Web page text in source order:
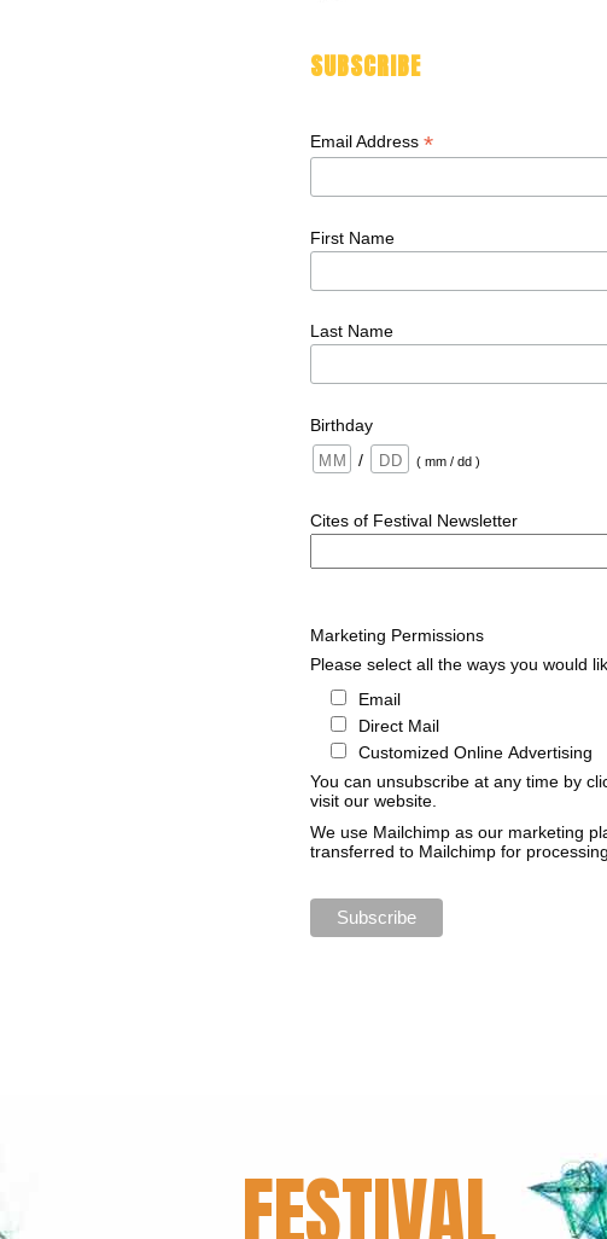
SUBSCRIBE
Email Address*
First Name
Last Name
Birthday
/
( mm / dd )
Cites of Festival Newsletter
Marketing Permissions
Please select all the ways you would
Email
Direct Mail
Customized Online Advertising
You can unsubscribe at any time by
visit our website.
We use Mailchimp as our marketing
transferred to Mailchimp for
FESTIVAL